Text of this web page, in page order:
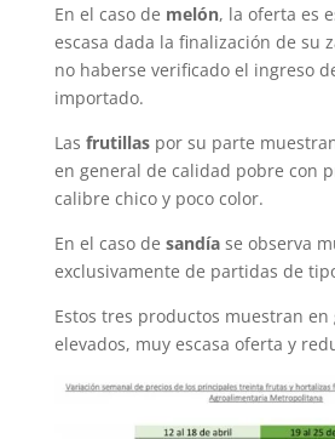
En el caso de melón, la oferta es
escasa dada la finalización de su
no haberse verificado el ingreso
importado.
Las frutillaspor su parte
en general de calidad pobre con
calibre chico y poco color.
En el caso de sandíase observa
exclusivamente de partidas de
Estos tres productos muestran
elevados, muy escasa oferta y